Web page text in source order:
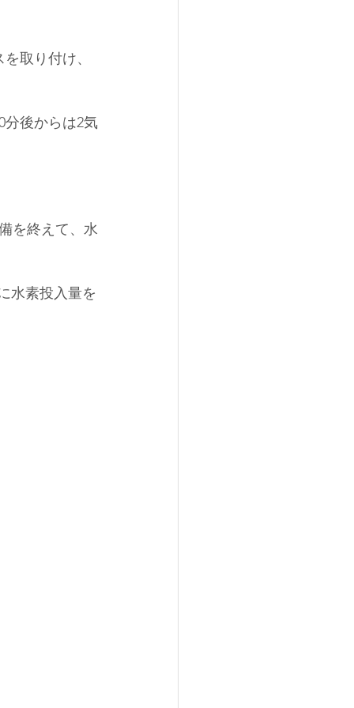
取り付け、
後からは2気
を終えて、水
水素投入量を